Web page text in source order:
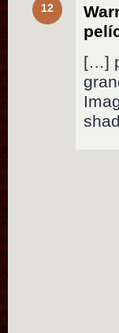
12
[…]